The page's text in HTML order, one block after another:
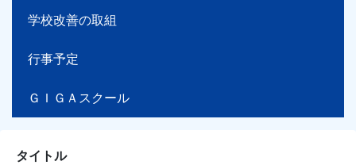
学校改善の取組
行事予定
ＧＩＧＡスクール
タイトル